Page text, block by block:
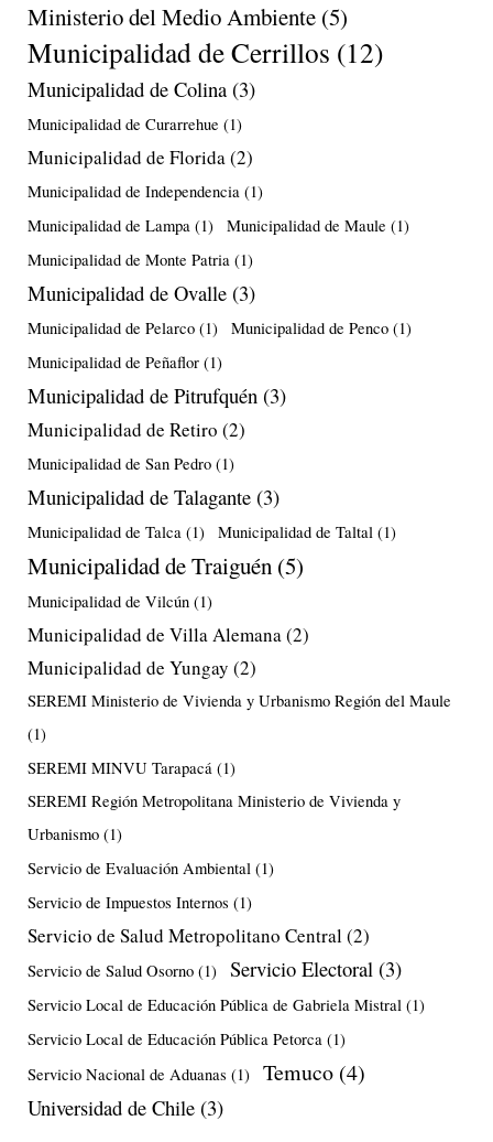
Ministerio del Medio Ambiente (5)
Municipalidad de Cerrillos (12)
Municipalidad de Colina (3)
Municipalidad de Curarrehue (1)
Municipalidad de Florida(2)
Municipalidad de Independencia (1)
Municipalidad de Lampa (1) Municipalidad de Maule (1)
Municipalidad de Monte Patria (1)
Municipalidad de Ovalle (3)
Municipalidad de Pelarco (1) Municipalidad de Penco (1)
Municipalidad de Peñaflor (1)
Municipalidad de Pitrufquén (3)
Municipalidad de Retiro (2)
Municipalidad de San Pedro (1)
Municipalidad de Talagante (3)
Municipalidad de Talca (1) Municipalidad de Taltal (1)
Municipalidad de Traiguén (5)
Municipalidad de Vilcún (1)
Municipalidad de Villa Alemana(2)
Municipalidad de Yungay (2)
SEREMI Ministerio de Vivienda y Urbanismo Región del Maule
(1)
SEREMI MINVU Tarapacá (1)
SEREMI Región Metropolitana Ministerio de Vivienda y
Urbanismo (1)
Servicio de Evaluación Ambiental (1)
Servicio de Impuestos Internos (1)
Servicio de Salud Metropolitano Central(2)
Servicio de Salud Osorno (1) Servicio Electoral (3)
Servicio Local de Educación Pública de Gabriela Mistral (1)
Servicio Local de Educación Pública Petorca (1)
Servicio Nacional de Aduanas (1) Temuco (4)
Universidad de Chile (3)